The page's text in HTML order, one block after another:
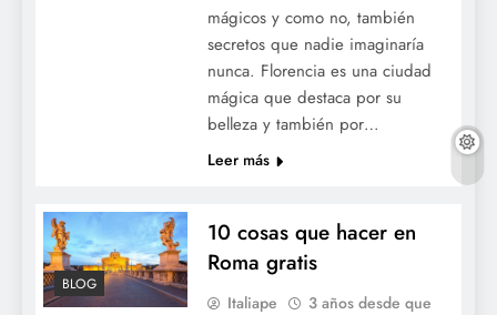
mágicos y como no, también
secretos que nadie imaginaría
nunca. Florencia es una ciudad
mágica que destaca por su
belleza y también por…
Leer más
BLOG
10 cosas que hacer en
Roma gratis
Italiape
3 años desde que